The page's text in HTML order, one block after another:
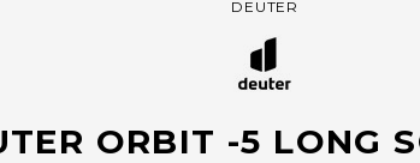
DEUTER
ORBIT -5 LONG